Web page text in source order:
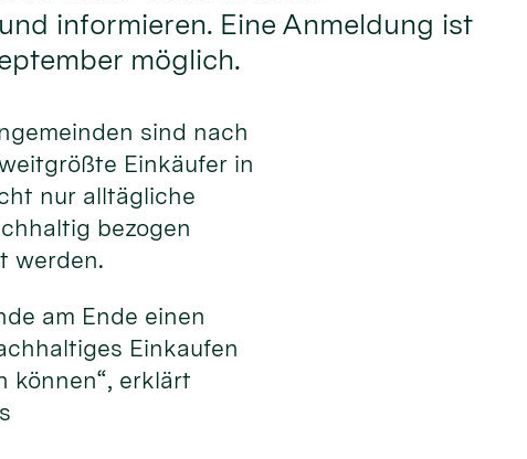
informieren. Eine Anmeldung ist
möglich.
sind nach
Einkäufer in
nur alltägliche
bezogen
werden.
am Ende einen
Einkaufen
können“, erklärt